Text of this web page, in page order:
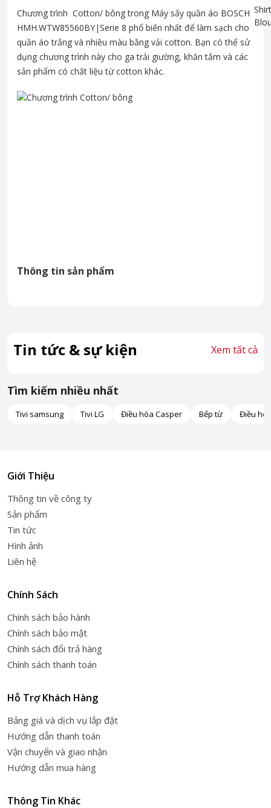
Chương trình Cotton/ bông trong Máy sấy quần áo BOSCH
HMH.WTW85560BY|Serie 8 phổ biến nhất để làm sạch cho
quần áo trắng và nhiều màu bằng vải cotton. Bạn có thể sử
dụng chương trình này cho ga trải giường, khăn tắm và các
sản phẩm có chất liệu từ cotton khác.
Thông tin sản phẩm
Tin tức & sự kiện Xem tất cả
Tìm kiếm nhiều nhất
Tivi samsung Tivi LG Điều hòa Casper Bếp từ Điều
Giới Thiệu
Thông tin về công ty
Sản phẩm
Tin tức
Hình ảnh
Liên hệ
Chính Sách
Chính sách bảo hành
Chính sách bảo mật
Chính sách đổi trả hàng
Chính sách thanh toán
Hỗ Trợ Khách Hàng
Bảng giá và dịch vụ lắp đặt
Hướng dẫn thanh toán
Vận chuyển và giao nhận
Hướng dẫn mua hàng
Thông Tin Khác